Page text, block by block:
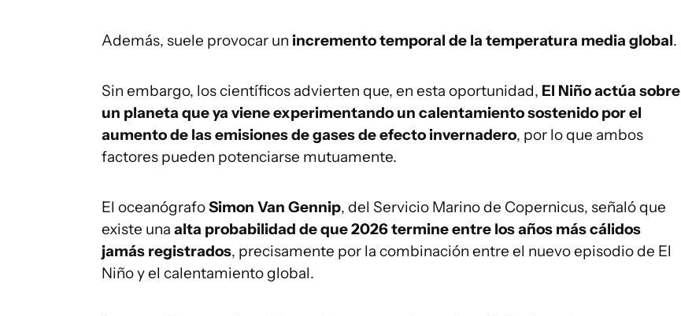
Además, suele provocar un incremento temporal de la temperatura media global.
Sin embargo, los científicos advierten que, en esta oportunidad, El Niño actúa sobre
un planeta que ya viene experimentando un calentamiento sostenido por el
aumento de las emisiones de gases de efecto invernadero, por lo que ambos
factores pueden potenciarse mutuamente.
El oceanógrafoSimon Van Gennip, del Servicio Marino de Copernicus, señaló que
existe una alta probabilidad de que 2026 termine entre los años más cálidos
jamás registrados, precisamente por la combinación entre el nuevo episodio de El
Niño y el calentamiento global.